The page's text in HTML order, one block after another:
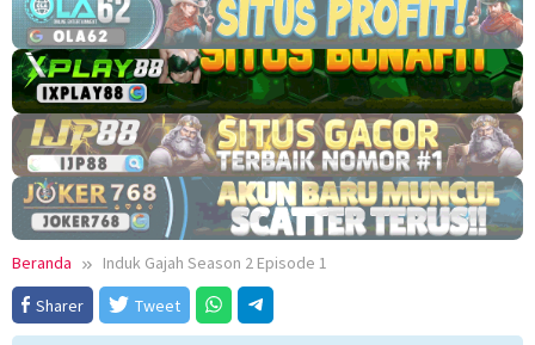
Beranda
Induk Gajah Season 2 Episode 1
Sharer
Tweet